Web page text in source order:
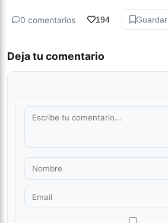
0 comentarios 194 Guardar
Deja tu comentario